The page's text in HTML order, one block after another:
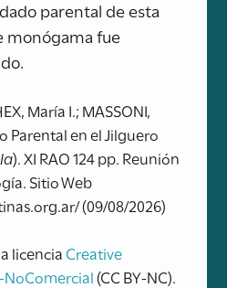
parental de esta
monógama fue
María I.; MASSONI,
Parental en el Jilguero
). XI RAO 124 pp. Reunión
Sitio Web
(09/08/2026)
licencia Creative
(CC BY-NC).